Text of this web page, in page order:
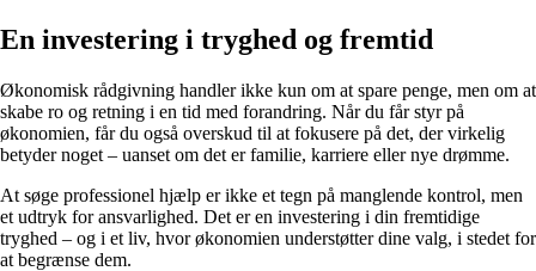
En investering i tryghed og fremtid
Økonomisk rådgivning handler ikke kun om at spare penge, men om at
skabe ro og retning i en tid med forandring. Når du får styr på
økonomien, får du også overskud til at fokusere på det, der virkelig
betyder noget – uanset om det er familie, karriere eller nye drømme.
At søge professionel hjælp er ikke et tegn på manglende kontrol, men
et udtryk for ansvarlighed. Det er en investering i din fremtidige
tryghed – og i et liv, hvor økonomien understøtter dine valg, i stedet for
at begrænse dem.